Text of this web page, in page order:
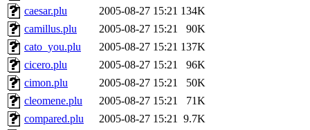
caesar.plu
2005-08-27 15:21 134K
camillus.plu
2005-08-27 15:21
90K
cato_you.plu
2005-08-27 15:21 137K
cicero.plu
2005-08-27 15:21
96K
cimon.plu
2005-08-27 15:21
50K
cleomene.plu
2005-08-27 15:21
71K
compared.plu
2005-08-27 15:21 9.7K